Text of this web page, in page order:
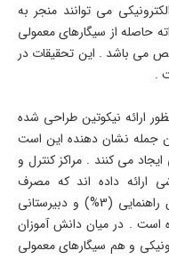
می توانند منجر به
حاصله از سیگارهای معمولی
می باشد . این تحقیقات در
.
ارائه نیکوتین طراحی شده
جمله نشان دهنده این است
می کنند . مراکز کنترل و
ها در سال 2013 گزارشی ارائه داده اند که مصرف
سیگارهای الکترونیکی در بین دانش آموزان راهنمایی (3%) و دبیرستانی
است . در میان دانش آموزان
الکترونیکی و هم سیگارهای معمولی